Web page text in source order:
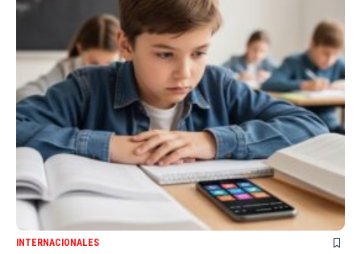
INTERNACIONALES